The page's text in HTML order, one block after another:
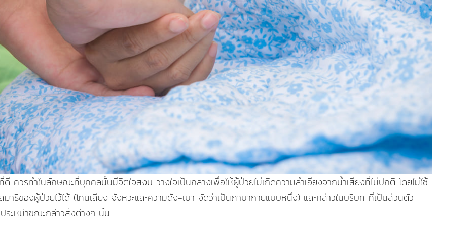
ควรทำในลักษณะที่บุคคลนั้นมีจิตใจสงบ วางใจเป็นกลางเพื่อให้ผู้ป่วยไม่เกิดความลำเอียงจากน้ำเสียงที่ไม่ปกติ โดยไม่ใช้
าธิของผู้ป่วยไว้ได้ (โทนเสียง จังหวะและความดัง-เบา จัดว่าเป็นภาษากายแบบหนึ่ง) และกล่าวในบริบท ที่เป็นส่วนตัว
ระหม่าขณะกล่าวสิ่งต่างๆ นั้น